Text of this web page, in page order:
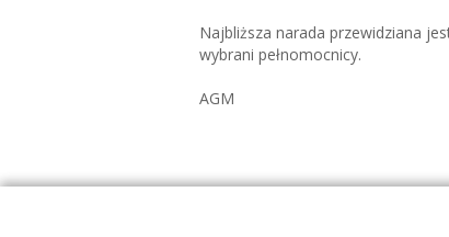
Najbliższa narada przewidziana
wybrani pełnomocnicy.
AGM